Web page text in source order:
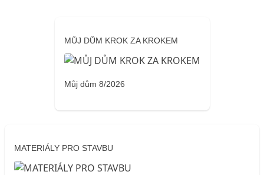
MŮJ DŮM KROK ZA KROKEM
Můj dům 8/2026
MATERIÁLY PRO STAVBU